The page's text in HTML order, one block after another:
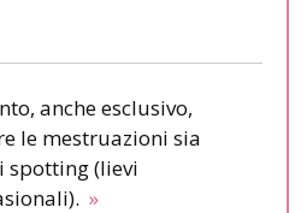
anche esclusivo,
le mestruazioni sia
spotting (lievi
»